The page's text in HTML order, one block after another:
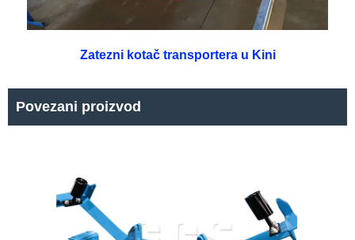
Zatezni kotač transportera u Kini
Povezani proizvod